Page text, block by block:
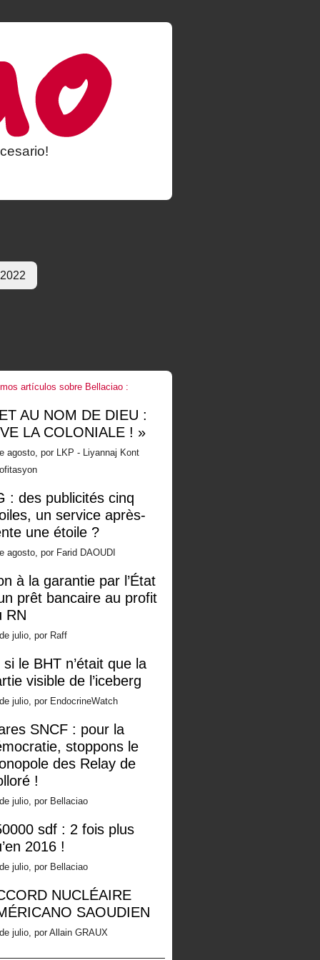
artículos sobre Bellaciao :
AU NOM DE DIEU :
LA COLONIALE ! »
agosto, por LKP - Liyannaj Kont
: des publicités cinq
un service après-
une étoile ?
agosto, por Farid DAOUDI
à la garantie par l’État
prêt bancaire au profit
RN
julio, por Raff
si le BHT n’était que la
visible de l’iceberg
julio, por EndocrineWatch
SNCF : pour la
stoppons le
des Relay de
!
julio, por Bellaciao
sdf : 2 fois plus
2016 !
julio, por Bellaciao
NUCLÉAIRE
SAOUDIEN
julio, por Allain GRAUX